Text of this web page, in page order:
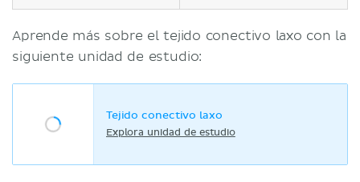
Aprende más sobre el tejido conectivo laxo con la
siguiente unidad de estudio:
Tejido conectivo laxo
Explora unidad de estudio